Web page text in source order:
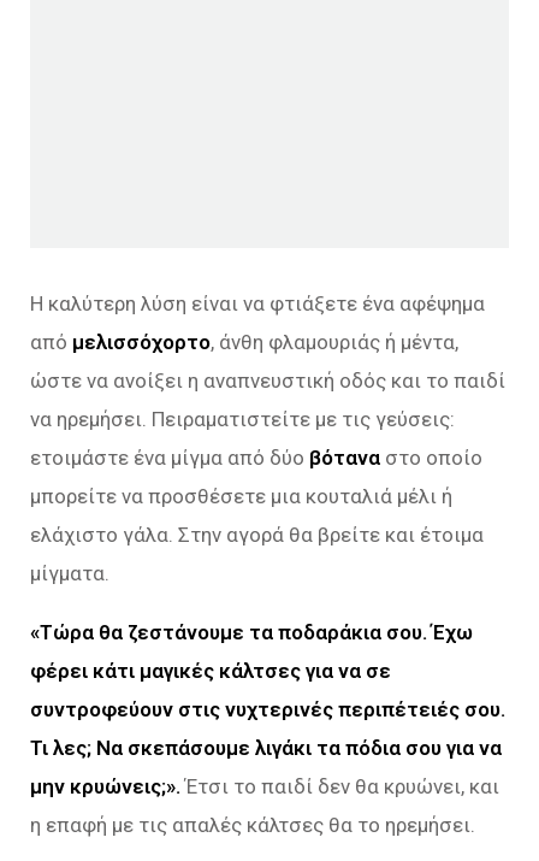
Η καλύτερη λύση είναι να φτιάξετε ένα αφέψημα
από μελισσόχορτο, άνθη φλαμουριάς ή μέντα,
ώστε να ανοίξει η αναπνευστική οδός και το παιδί
να ηρεμήσει. Πειραματιστείτε με τις γεύσεις:
ετοιμάστε ένα μίγμα από δύο βότανα στο οποίο
μπορείτε να προσθέσετε μια κουταλιά μέλι ή
ελάχιστο γάλα. Στην αγορά θα βρείτε και έτοιμα
μίγματα.
«Τώρα θα ζεστάνουμε τα ποδαράκια σου. Έχω
φέρει κάτι μαγικές κάλτσες για να σε
συντροφεύουν στις νυχτερινές περιπέτειές σου.
Τι λες; Να σκεπάσουμε λιγάκι τα πόδια σου για να
μην κρυώνεις;». Έτσι το παιδί δεν θα κρυώνει, και
η επαφή με τις απαλές κάλτσες θα το ηρεμήσει.